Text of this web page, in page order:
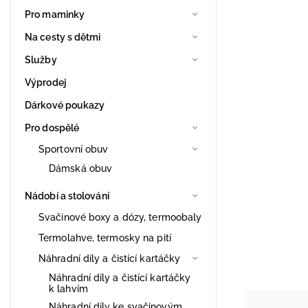
Pro maminky
Na cesty s dětmi
Služby
Výprodej
Dárkové poukazy
Pro dospělé
Sportovní obuv
Dámská obuv
Nádobí a stolování
Svačinové boxy a dózy, termoobaly
Termolahve, termosky na pití
Náhradní díly a čistící kartáčky
Náhradní díly a čistící kartáčky
k lahvím